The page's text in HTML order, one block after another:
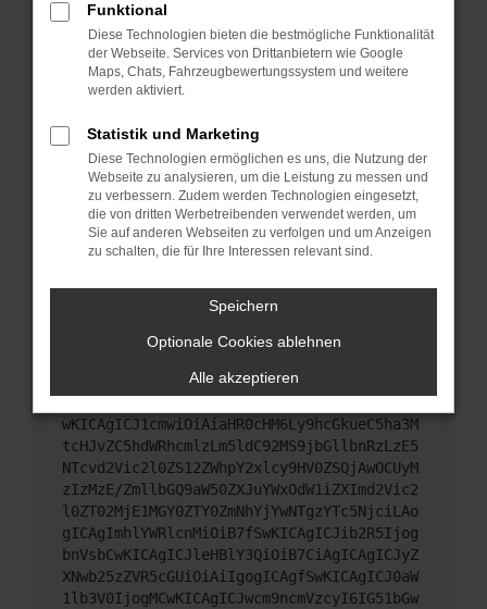
Das kann manchmal helfen, vorübergehende
Probleme zu beheben.
Stelle sicher, dass dein Browser und dein
Betriebssystem auf dem neuesten Stand sind.
Sicherheitsrisiko, sondern kann auch dazu führen,
dass bestimmte Funktionen nicht mehr
unterstützt werden.
Wende dich an den Webseitenbetreiber.
Wenn du alle oben genannten Schritte versucht
hast, kontaktiere uns bitte. Wir werden versuchen,
das Problem zu beheben. Du kannst uns diesen
Text schicken, um uns bei der Fehlersuche zu
unterstützen:
ewogICJuYW1lIjogIk5ldHdvcmtFcnJvciIsCiAgI
mNvbmZpZyI6IHsKICAgICJtZXRob2QiOiAiR0VUIi
wKICAgICJ1cmwiOiAiaHR0cHM6Ly9hcGkueC5ha3M
tcHJvZC5hdWRhcmlzLm5ldC92MS9jbGllbnRzLzE5
NTcvd2Vic2l0ZS12ZWhpY2xlcy9HV0ZSQjAwOCUyM
zIzMzE/ZmllbGQ9aW50ZXJuYWxOdW1iZXImd2Vic2
l0ZT02MjE1MGY0ZTY0ZmNhYjYwNTgzYTc5NjciLAo
gICAgImhlYWRlcnMiOiB7fSwKICAgICJib2R5Ijog
bnVsbCwKICAgICJleHBlY3QiOiB7CiAgICAgICJyZ
XNwb25zZVR5cGUiOiAiIgogICAgfSwKICAgICJ0aW
1lb3V0IjogMCwKICAgICJwcm9ncmVzcyI6IG51bGw
Funktional
Diese Technologien bieten die bestmögliche Funktionalität
der Webseite. Services von Drittanbietern wie Google
Maps, Chats, Fahrzeugbewertungssystem und weitere
werden aktiviert.
Statistik und Marketing
Diese Technologien ermöglichen es uns, die Nutzung der
Webseite zu analysieren, um die Leistung zu messen und
zu verbessern. Zudem werden Technologien eingesetzt,
die von dritten Werbetreibenden verwendet werden, um
Sie auf anderen Webseiten zu verfolgen und um Anzeigen
zu schalten, die für Ihre Interessen relevant sind.
Speichern
Optionale Cookies ablehnen
Alle akzeptieren